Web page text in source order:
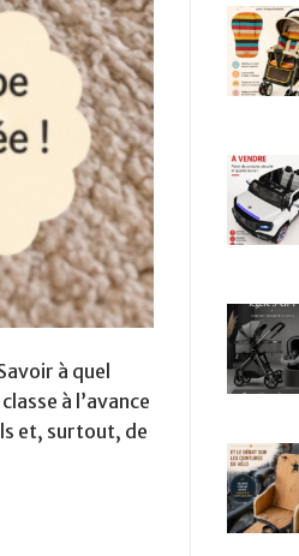
à quel
à l’avance
et, surtout, de